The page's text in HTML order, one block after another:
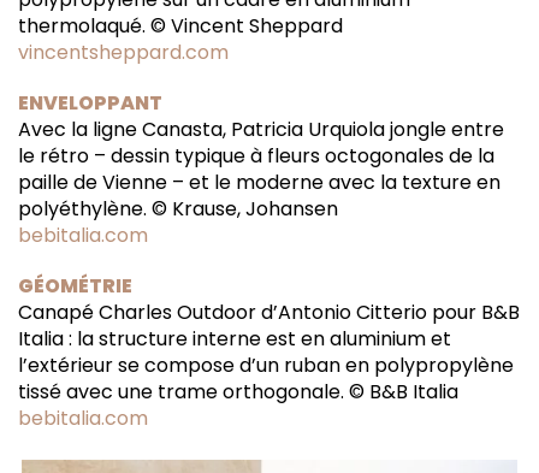
thermolaqué. © Vincent Sheppard
vincentsheppard.com
ENVELOPPANT
Avec la ligne Canasta, Patricia Urquiola jongle entre
le rétro – dessin typique à fleurs octogonales de la
paille de Vienne – et le moderne avec la texture en
polyéthylène. © Krause, Johansen
bebitalia.com
GÉOMÉTRIE
Canapé Charles Outdoor d’Antonio Citterio pour B&B
Italia : la structure interne est en aluminium et
l’extérieur se compose d’un ruban en polypropylène
tissé avec une trame orthogonale. © B&B Italia
bebitalia.com